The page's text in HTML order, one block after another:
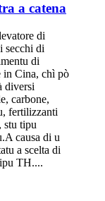
a catena
di
secchi di
di
in Cina, chì pò
diversi
carbone,
fertilizzanti
stu tipu
causa di u
a scelta di
TH....